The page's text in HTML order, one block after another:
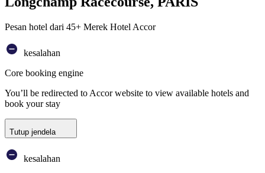
Pesan hotel dari 45+ Merek Hotel Accor
kesalahan
Core booking engine
You’ll be redirected to Accor website to view available hotels and
book your stay
Tutup jendela
kesalahan